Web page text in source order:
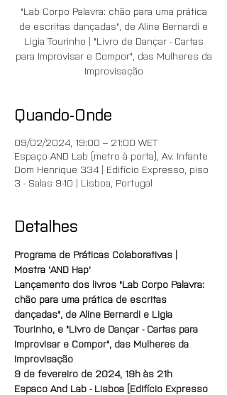
"Lab Corpo Palavra: chão para uma prática
de escritas dançadas", de Aline Bernardi e
Ligia Tourinho | "Livro de Dançar - Cartas
para Improvisar e Compor", das Mulheres da
Improvisação
Quando-Onde
09/02/2024, 19:00 – 21:00 WET
Espaço AND Lab (metro à porta), Av. Infante
Dom Henrique 334 | Edifício Expresso, piso
3 - Salas 9-10 | Lisboa, Portugal
Detalhes
Programa de Práticas Colaborativas |
Mostra 'AND Hap'
Lançamento dos livros "Lab Corpo Palavra:
chão para uma prática de escritas
dançadas", de Aline Bernardi e Ligia
Tourinho, e "Livro de Dançar - Cartas para
Improvisar e Compor", das Mulheres da
Improvisação
9 de fevereiro de 2024, 19h às 21h
Espaco And Lab - Lisboa [Edifício Expresso